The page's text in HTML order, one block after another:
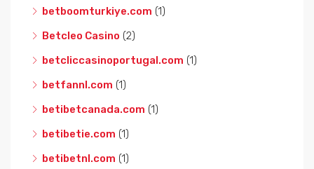
betboomturkiye.com (1)
Betcleo Casino (2)
betcliccasinoportugal.com (1)
betfannl.com (1)
betibetcanada.com (1)
betibetie.com (1)
betibetnl.com (1)